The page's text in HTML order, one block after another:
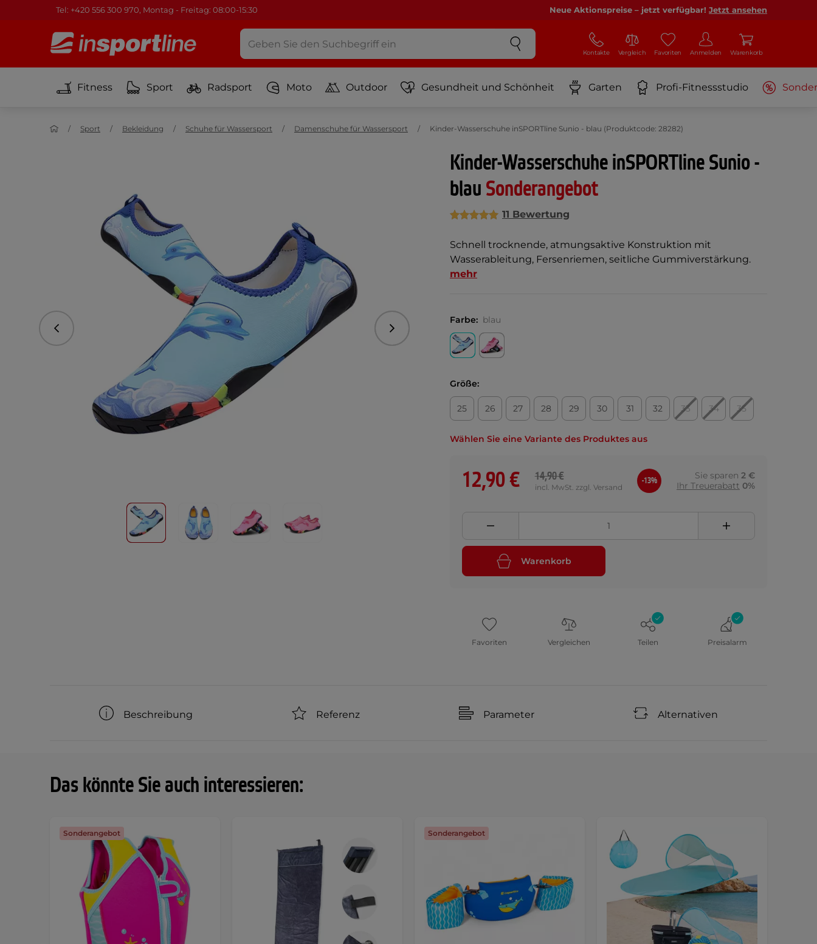
Tel: +420 556 300 970, Montag - Freitag: 08:00-15:30 Neue Aktionspreise – jetzt verfügbar! Jetzt ansehen
Kontakte Vergleich Favoriten Anmelden Warenkorb
Fitness Sport Radsport Moto Outdoor Gesundheit und Schönheit Garten Profi-Fitnessstudio
Sport Bekleidung Schuhe für Wassersport Damenschuhe für Wassersport Kinder-Wasserschuhe inSPORTline Sunio - blau (Produktcode: 28282)
Kinder-Wasserschuhe inSPORTline Sunio -
blau Sonderangebot
11 Bewertung
Schnell trocknende, atmungsaktive Konstruktion mit
Wasserableitung, Fersenriemen, seitliche Gummiverstärkung.
mehr
vorhergehend Folgend
Farbe: blau
Größe:
25 26 27 28 29 30 31 32 33 34 35
Wählen Sie eine Variante des Produktes aus
12,90 € 14,90 €
incl. MwSt. zzgl. Versand
-13% Sie sparen 2 €
Ihr Treuerabatt 0%
Warenkorb
Favoriten Vergleichen Teilen Preisalarm
Beschreibung Referenz Parameter Alternativen
Das könnte Sie auch interessieren:
Sonderangebot Sonderangebot